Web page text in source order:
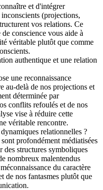
et d'intégrer
(projections,
vos relations. Ce
conscience vous aide à
véritable plutôt que comme
authentique et une relation
une reconnaissance
au-delà de nos projections et
déterminée par
conflits refoulés et de nos
vise à réduire cette
véritable rencontre.
relationnelles ?
profondément médiatisées
des structures symboliques
nombreux malentendus
du caractère
de nos fantasmes plutôt que